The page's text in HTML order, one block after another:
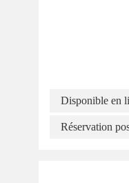
Disponible en
Réservation